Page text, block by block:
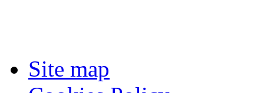
Site map